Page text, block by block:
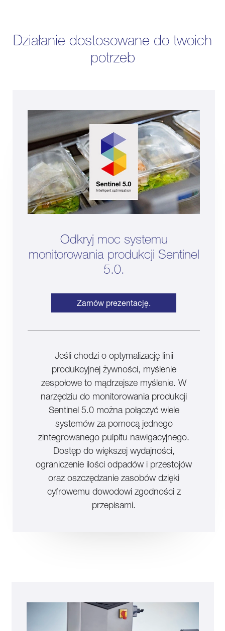
Działanie dostosowane do twoich
potrzeb
Odkryj moc systemu
monitorowania produkcji Sentinel
5.0.
Zamów prezentację.
Jeśli chodzi o optymalizację linii
produkcyjnej żywności, myślenie
zespołowe to mądrzejsze myślenie. W
narzędziu do monitorowania produkcji
Sentinel 5.0 można połączyć wiele
systemów za pomocą jednego
zintegrowanego pulpitu nawigacyjnego.
Dostęp do większej wydajności,
ograniczenie ilości odpadów i przestojów
oraz oszczędzanie zasobów dzięki
cyfrowemu dowodowi zgodności z
przepisami.